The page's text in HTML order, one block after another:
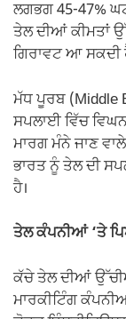
ਲਗਭਗ 45-47%
ਤੇਲ ਦੀਆਂ ਕੀਮਤਾਂ
ਗਿਰਾਵਟ ਆ ਸਕਦੀ
ਮੱਧ ਪੂਰਬ (Middle
ਸਪਲਾਈ ਵਿੱਚ
ਮਾਰਗ ਮੰਨੇ ਜਾਣ
ਭਾਰਤ ਨੂੰ ਤੇਲ ਦੀ
ਹੈ।
ਤੇਲ ਕੰਪਨੀਆਂ ‘ਤੇ
ਕੱਚੇ ਤੇਲ ਦੀਆਂ
ਮਾਰਕੀਟਿੰਗ